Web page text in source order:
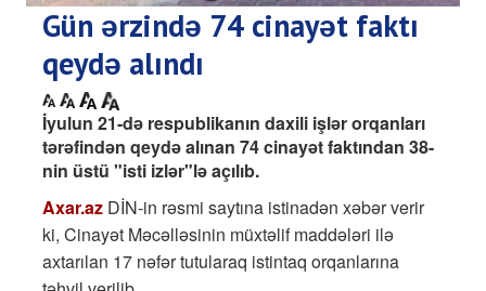
Gün ərzində 74 cinayət faktı
qeydə alındı
İyulun 21-də respublikanın daxili işlər orqanları
tərəfindən qeydə alınan 74 cinayət faktından 38-
nin üstü "isti izlər"lə açılıb.
Axar.az DİN-in rəsmi saytına istinadən xəbər verir
ki, Cinayət Məcəlləsinin müxtəlif maddələri ilə
axtarılan 17 nəfər tutularaq istintaq orqanlarına